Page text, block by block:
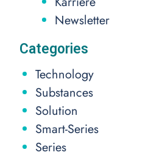
Newsletter
Categories
Technology
Substances
Solution
Smart-Series
Series